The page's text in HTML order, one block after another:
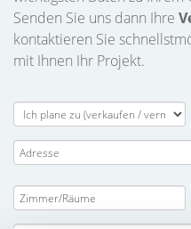
Senden Sie uns dann Ihre
kontaktieren Sie
mit Ihnen Ihr Projekt.